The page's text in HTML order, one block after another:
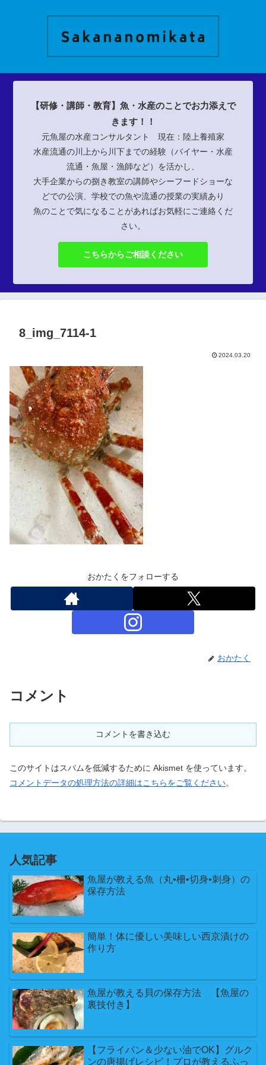
【研修・講師・教育】魚・水産のことでお力添えで
きます！！
元魚屋の水産コンサルタント 現在：陸上養殖家
水産流通の川上から川下までの経験（バイヤー・水産
流通・魚屋・漁師など）を活かし、
大手企業からの捌き教室の講師やシーフードショーな
どでの公演、学校での魚や流通の授業の実績あり
魚のことで気になることがあればお気軽にご連絡くだ
さい。
こちらからご相談ください
8_img_7114-1
2024.03.20
おかたくをフォローする
おかたく
コメント
コメントを書き込む
このサイトはスパムを低減するために Akismet を使っています。
コメントデータの処理方法の詳細はこちらをご覧ください。
人気記事
魚屋が教える魚（丸•柵•切身•刺身）の
保存方法
簡単！体に優しい美味しい西京漬けの
作り方
魚屋が教える貝の保存方法 【魚屋の
裏技付き】
【フライパン＆少ない油でOK】グルク
ンの唐揚げレシピ！プロが教えるふっ